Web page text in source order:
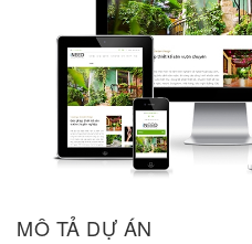
MÔ TẢ DỰ ÁN